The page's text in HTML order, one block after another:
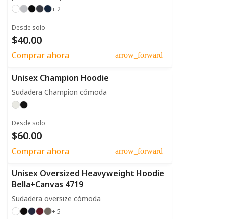
+ 2
Desde solo
$40.00
Comprar ahora arrow_forward
Unisex Champion Hoodie
Sudadera Champion cómoda
Desde solo
$60.00
Comprar ahora arrow_forward
Unisex Oversized Heavyweight Hoodie
Bella+Canvas 4719
Sudadera oversize cómoda
+ 5